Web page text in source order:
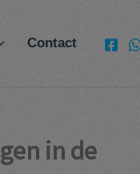
Contact
in de